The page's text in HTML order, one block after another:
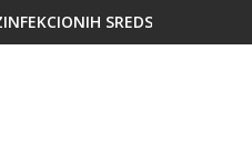
SREDSTAVA